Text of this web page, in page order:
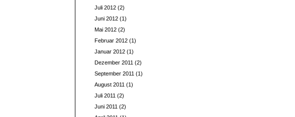
Juli 2012(2)
Juni 2012(1)
Mai 2012(2)
Februar 2012(1)
Januar 2012(1)
Dezember 2011 (2)
September 2011 (1)
August 2011 (1)
Juli 2011 (2)
Juni 2011 (2)